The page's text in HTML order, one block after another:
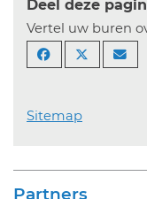
Deel deze
Vertel uw buren
Sitemap
Partners